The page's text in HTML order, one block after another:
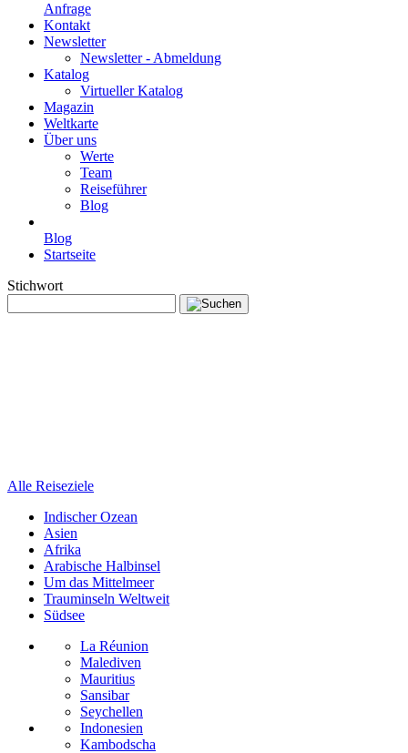
Anfrage
Kontakt
Newsletter
Newsletter - Abmeldung
Katalog
Virtueller Katalog
Magazin
Weltkarte
Über uns
Werte
Team
Reiseführer
Blog
Blog
Startseite
Stichwort
Alle Reiseziele
Indischer Ozean
Asien
Afrika
Arabische Halbinsel
Um das Mittelmeer
Trauminseln Weltweit
Südsee
La Réunion
Malediven
Mauritius
Sansibar
Seychellen
Indonesien
Kambodscha